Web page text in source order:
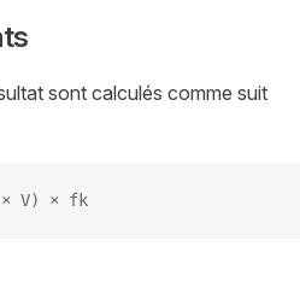
sont calculés comme suit
V) × fk